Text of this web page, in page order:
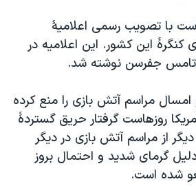
با تصویب رسمی اعلامیۀ
کنگرۀ این کشور. این اعلامیه در
امسال مراسم آتش بازی را منع کرده
روزهاست گرفتار حریق گستردۀ
از مراسم آتش بازی در دیگر
گرمای شدید و احتمال بروز
شده است.